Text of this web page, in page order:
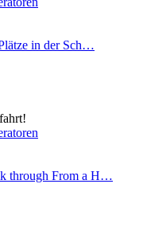
in der Sch…
through From a H…